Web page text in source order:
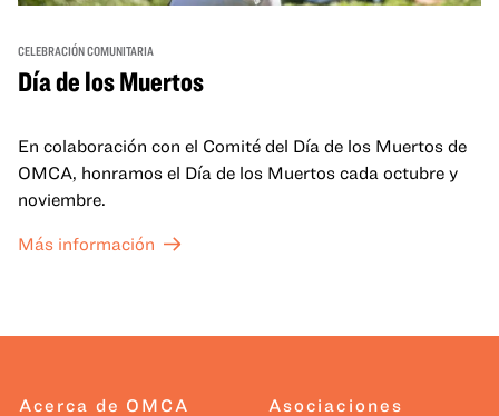
CELEBRACIÓN COMUNITARIA
Día de los Muertos
En colaboración con el Comité del Día de los Muertos de
OMCA, honramos el Día de los Muertos cada octubre y
noviembre.
Más información
Acerca de OMCA
Asociaciones